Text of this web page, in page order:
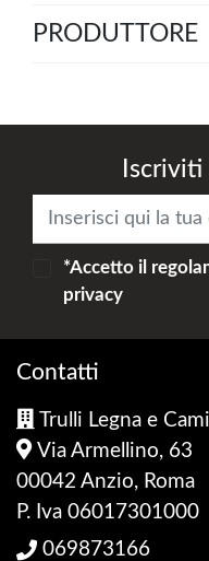
PRODUTTORE
*Accetto il
privacy
Contatti
Trulli Legna e
Via Armellino, 63
00042 Anzio, Roma
P. Iva 06017301000
069873166